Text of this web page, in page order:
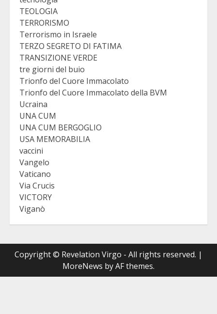
TEOLOGIA
TERRORISMO
Terrorismo in Israele
TERZO SEGRETO DI FATIMA
TRANSIZIONE VERDE
tre giorni del buio
Trionfo del Cuore Immacolato
Trionfo del Cuore Immacolato della BVM
Ucraina
UNA CUM
UNA CUM BERGOGLIO
USA MEMORABILIA
vaccini
Vangelo
Vaticano
Via Crucis
VICTORY
Viganò
Copyright © Revelation Virgo - All rights reserved. |
MoreNews by AF themes.